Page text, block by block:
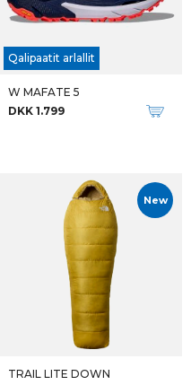
Qalipaatit arlallit
W MAFATE 5
DKK 1.799
New
TRAIL LITE DOWN